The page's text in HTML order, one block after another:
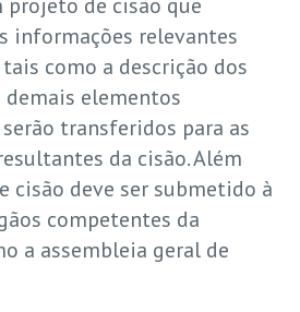
informações relevantes
como a descrição dos
elementos
transferidos para as
da cisão. Além
cisão deve ser submetido à
competentes da
a assembleia geral de